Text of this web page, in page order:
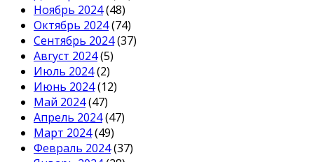
Ноябрь 2024(48)
Октябрь 2024(74)
Сентябрь 2024(37)
Август 2024(5)
Июль 2024(2)
Июнь 2024(12)
Май 2024(47)
Апрель 2024(47)
Март 2024(49)
Февраль 2024(37)